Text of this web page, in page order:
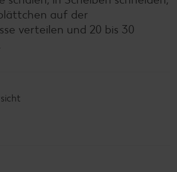
auf der
verteilen und 20 bis 30